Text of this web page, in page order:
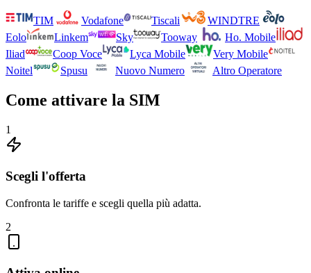
TIM Vodafone Tiscali
WINDTRE
Eolo
Linkem Sky Tooway
Ho. Mobile
Iliad
Coop Voce Lyca Mobile
Very Mobile
Noitel
Spusu Nuovo Numero Altro Operatore
Come attivare la SIM
1
Scegli l'offerta
Confronta le tariffe e scegli quella più adatta.
2